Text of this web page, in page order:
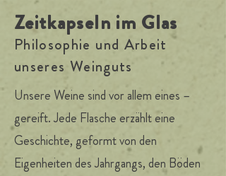
Zeitkapseln im Glas
Philosophie und Arbeit
unseres Weinguts
Unsere Weine sind vor allem eines –
gereift. Jede Flasche erzählt eine
Geschichte, geformt von den
Eigenheiten des Jahrgangs, den Böden